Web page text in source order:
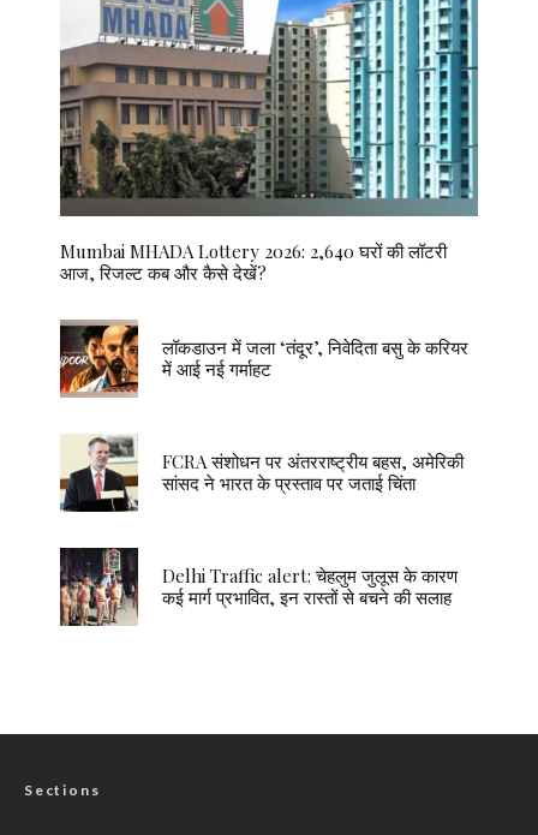
Mumbai MHADA Lottery 2026: 2,640 घरों की लॉटरी
आज, रिजल्ट कब और कैसे देखें?
लॉकडाउन में जला ‘तंदूर’, निवेदिता बसु के करियर
में आई नई गर्माहट
FCRA संशोधन पर अंतरराष्ट्रीय बहस, अमेरिकी
सांसद ने भारत के प्रस्ताव पर जताई चिंता
Delhi Traffic alert: चेहलुम जुलूस के कारण
कई मार्ग प्रभावित, इन रास्तों से बचने की सलाह
Sections